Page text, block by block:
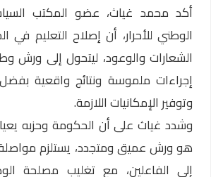
أكد محمد غياث، عضو المكتب
الوطني للأحرار، أن إصلاح التعليم في
الشعارات والوعود، ليتحول إلى
إجراءات ملموسة ونتائج واقعية بفضل
وتوفير الإمكانيات اللازمة.
وشدد غياث على أن الحكومة وحزبه
هو ورش عميق ومتجدد، يستلزم مواصلة
إلى الفاعلين، مع تغليب مصلحة